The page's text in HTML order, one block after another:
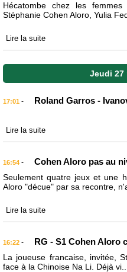
Hécatombe chez les
Stéphanie Cohen Aloro, Yulia
Lire la suite
Jeudi 27
17:01 - Roland Garros -
Lire la suite
16:54 - Cohen Aloro pas au
Seulement quatre jeux et une
Aloro "décue" par sa recontre,
Lire la suite
16:22 - RG - S1 Cohen Aloro
La joueuse francaise, invitée,
face à la Chinoise Na Li. Déjà vi...